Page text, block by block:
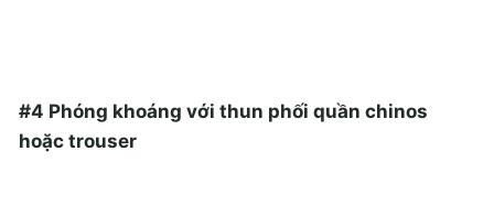
#4 Phóng khoáng với thun phối quần chinos
hoặc trouser